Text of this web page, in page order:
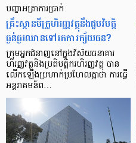
បញ្ហា​អត្រា​ការប្រាក់
គ្រឹះស្ថាន​មីក្រូ​ហិរញ្ញវត្ថុ​នឹង​ជួប​វិបត្តិ​
ធ្ងន់ធ្ងរ​ឈាន​ទៅ​រក​ការ​ក្ស័យធន?
ក្រុម​អ្នក​ជំនាញ​នៅ​ក្នុង​វិស័យ​ធនាគារ
ហិរញ្ញវត្ថុ​និង​ប្រតិបត្តិករ​ហិរញ្ញ​វត្ថុ បាន​​
លើក​ឡើង​ប្រហាក់​ប្រហែល​គ្នា​ថា ការ​ធ្វើ​
អន្តរាគមន៍​ព…